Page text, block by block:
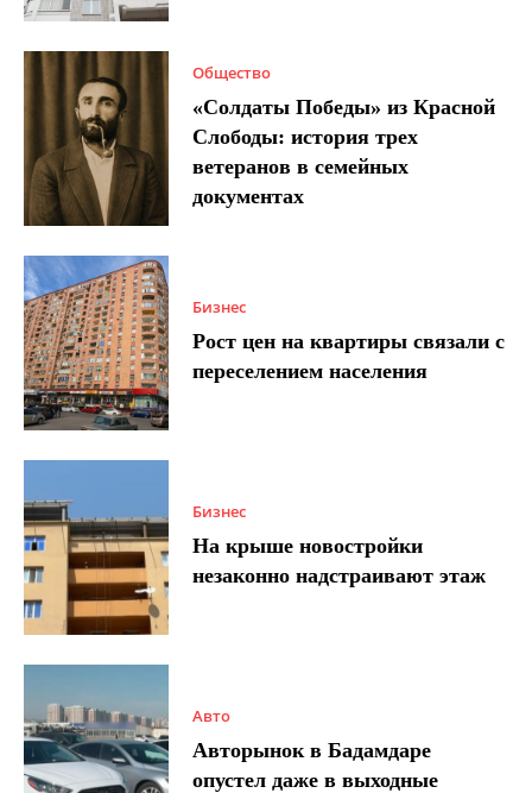
Общество
«Солдаты Победы» из Красной
Слободы: история трех
ветеранов в семейных
документах
Бизнес
Рост цен на квартиры связали с
переселением населения
Бизнес
На крыше новостройки
незаконно надстраивают этаж
Авто
Авторынок в Бадамдаре
опустел даже в выходные